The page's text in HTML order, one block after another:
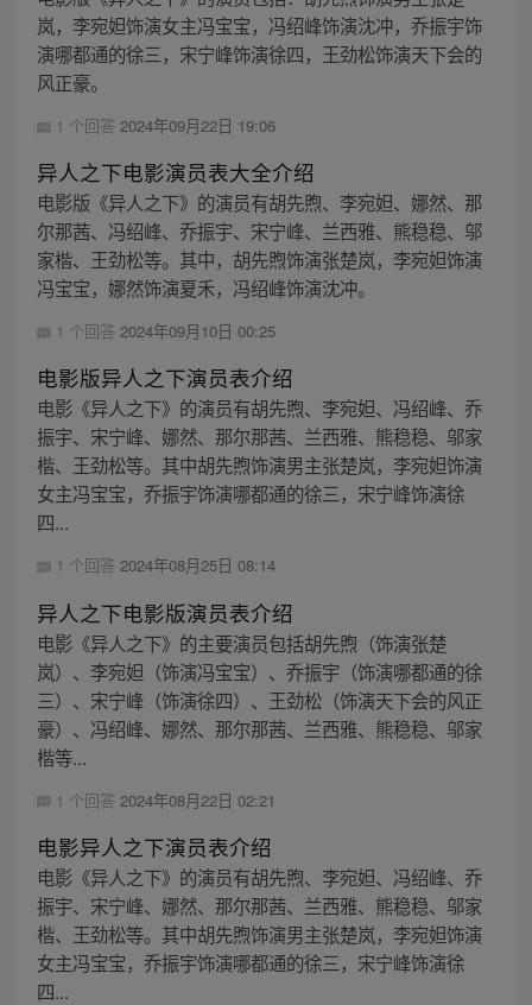
岚，李宛妲饰演女主冯宝宝，冯绍峰饰演沈冲，乔振宇饰
演哪都通的徐三，宋宁峰饰演徐四，王劲松饰演天下会的
风正豪。
1 个回答 2024年09月22日 19:06
异人之下电影演员表大全介绍
电影版《异人之下》的演员有胡先煦、李宛妲、娜然、那
尔那茜、冯绍峰、乔振宇、宋宁峰、兰西雅、熊稳稳、邬
家楷、王劲松等。其中，胡先煦饰演张楚岚，李宛妲饰演
冯宝宝，娜然饰演夏禾，冯绍峰饰演沈冲。
1 个回答 2024年09月10日 00:25
电影版异人之下演员表介绍
电影《异人之下》的演员有胡先煦、李宛妲、冯绍峰、乔
振宇、宋宁峰、娜然、那尔那茜、兰西雅、熊稳稳、邬家
楷、王劲松等。其中胡先煦饰演男主张楚岚，李宛妲饰演
女主冯宝宝，乔振宇饰演哪都通的徐三，宋宁峰饰演徐
四...
1 个回答 2024年08月25日 08:14
异人之下电影版演员表介绍
电影《异人之下》的主要演员包括胡先煦（饰演张楚
岚）、李宛妲（饰演冯宝宝）、乔振宇（饰演哪都通的徐
三）、宋宁峰（饰演徐四）、王劲松（饰演天下会的风正
豪）、冯绍峰、娜然、那尔那茜、兰西雅、熊稳稳、邬家
楷等...
1 个回答 2024年08月22日 02:21
电影异人之下演员表介绍
电影《异人之下》的演员有胡先煦、李宛妲、冯绍峰、乔
振宇、宋宁峰、娜然、那尔那茜、兰西雅、熊稳稳、邬家
楷、王劲松等。其中胡先煦饰演男主张楚岚，李宛妲饰演
女主冯宝宝，乔振宇饰演哪都通的徐三，宋宁峰饰演徐
四...